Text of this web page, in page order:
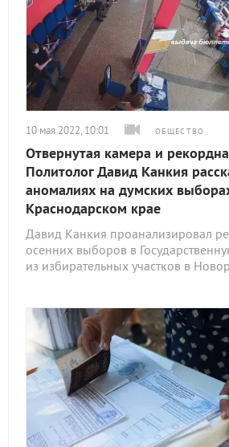
10 мая 2022, 10:01 ОБЩЕСТВО
Отвернутая камера и
Политолог Давид Канкия
аномалиях на думских
Краснодарском крае
Давид Канкия проанализировал
осенних выборов в
из избирательных участков в